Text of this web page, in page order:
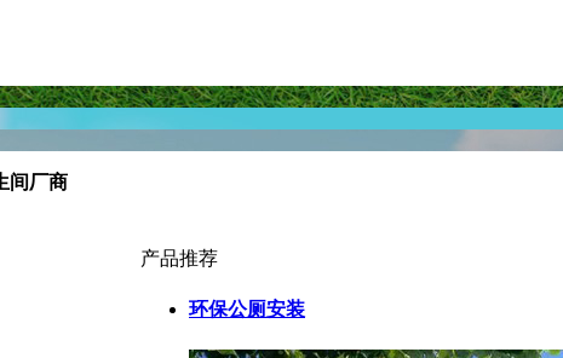
间厂商
产品推荐
环保公厕安装